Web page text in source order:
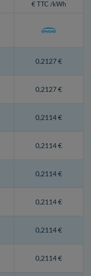
€ TTC /kWh
0,2127 €
0,2127 €
0,2114 €
0,2114 €
0,2114 €
0,2114 €
0,2114 €
0,2114 €